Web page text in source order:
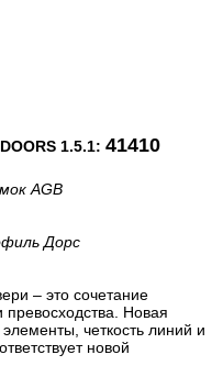
1.5.1: 41410
AGB
Дорс
– это сочетание
превосходства. Новая
четкость линий и
новой